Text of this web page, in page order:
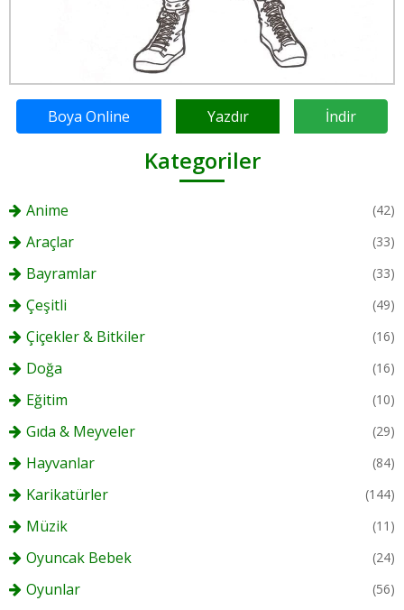
Boya Online Yazdır İndir
Kategoriler
Anime (42)
Araçlar (33)
Bayramlar (33)
Çeşitli (49)
Çiçekler & Bitkiler (16)
Doğa (16)
Eğitim (10)
Gıda & Meyveler (29)
Hayvanlar (84)
Karikatürler (144)
Müzik (11)
Oyuncak Bebek (24)
Oyunlar (56)